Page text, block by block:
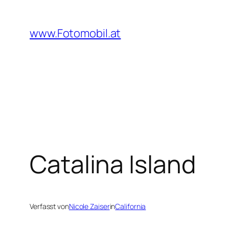
springen
www.Fotomobil.at
Catalina Island
Verfasst vonNicole ZaiserinCalifornia